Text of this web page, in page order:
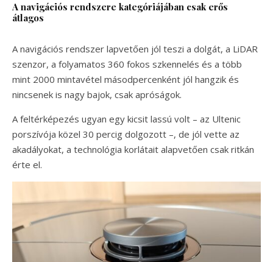
A navigációs rendszere kategóriájában csak erős
átlagos
A navigációs rendszer lapvetően jól teszi a dolgát, a LiDAR
szenzor, a folyamatos 360 fokos szkennelés és a több
mint 2000 mintavétel másodpercenként jól hangzik és
nincsenek is nagy bajok, csak apróságok.
A feltérképezés ugyan egy kicsit lassú volt – az Ultenic
porszívója közel 30 percig dolgozott –, de jól vette az
akadályokat, a technológia korlátait alapvetően csak ritkán
érte el.